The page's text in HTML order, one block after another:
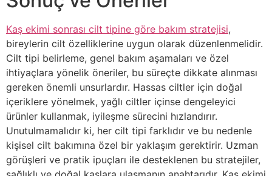
Kaş ekimi sonrası cilt tipine göre bakım stratejisi,
bireylerin cilt özelliklerine uygun olarak düzenlenmelidir.
Cilt tipi belirleme, genel bakım aşamaları ve özel
ihtiyaçlara yönelik öneriler, bu süreçte dikkate alınması
gereken önemli unsurlardır. Hassas ciltler için doğal
içeriklere yönelmek, yağlı ciltler içinse dengeleyici
ürünler kullanmak, iyileşme sürecini hızlandırır.
Unutulmamalıdır ki, her cilt tipi farklıdır ve bu nedenle
kişisel cilt bakımına özel bir yaklaşım gerektirir. Uzman
görüşleri ve pratik ipuçları ile desteklenen bu stratejiler,